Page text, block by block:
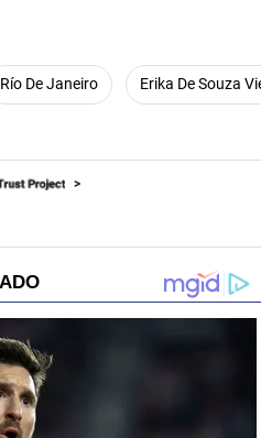
Río De Janeiro Erika De Souza